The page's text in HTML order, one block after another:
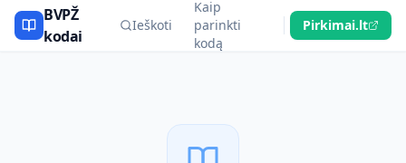
BVPŽ
kodai
Ieškoti
Kaip
parinkti
kodą
Pirkimai.lt